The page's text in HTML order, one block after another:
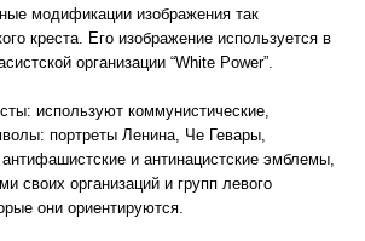
модификации изображения так
креста. Его изображение используется в
организации “White Power”.
используют коммунистические,
портреты Ленина, Че Гевары,
и антинацистские эмблемы,
своих организаций и групп левого
они ориентируются.